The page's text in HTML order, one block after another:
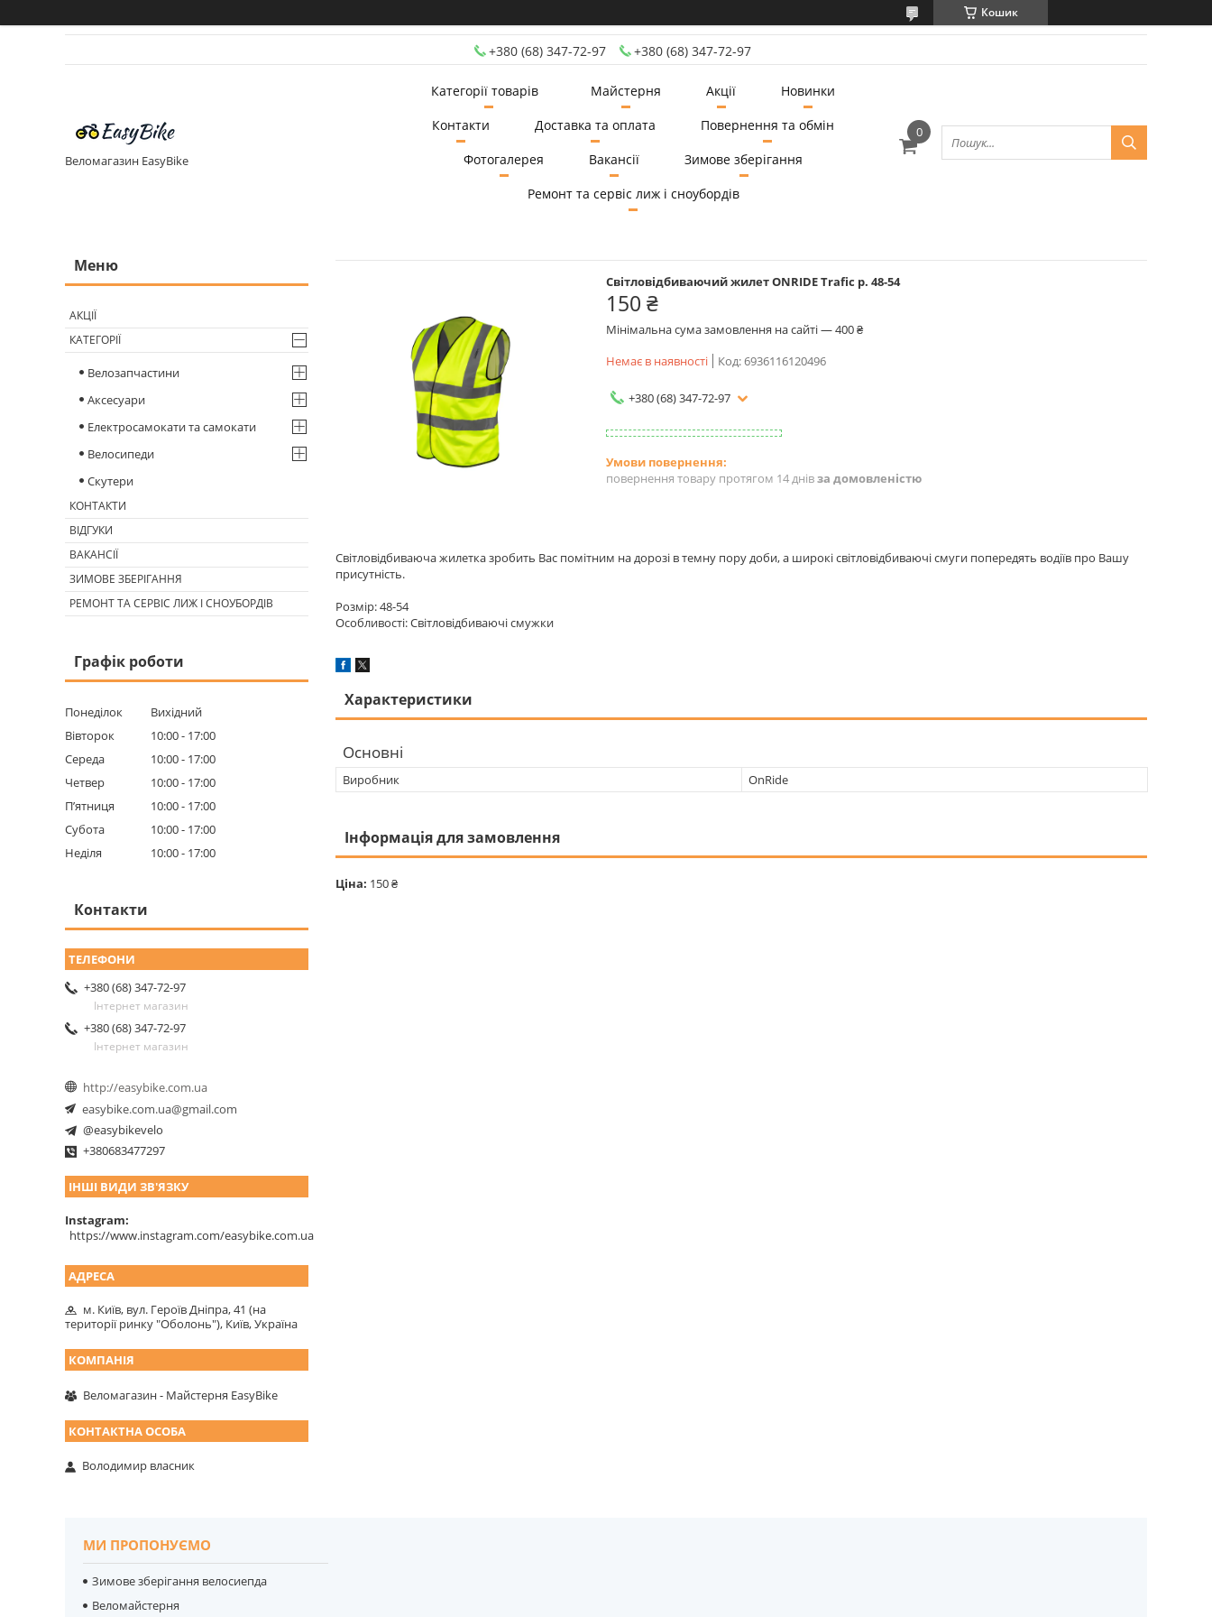
Кошик
+380 (68) 347-72-97 +380 (68) 347-72-97
Веломагазин EasyBike
Категорії товарів Майстерня Акції
Новинки
Контакти
Доставка та оплата
Повернення та обмін
Фотогалерея
Вакансії
Зимове зберігання
Ремонт та сервіс лиж і сноубордів
Світловідбиваючий жилет ONRIDE Trafic р. 48-54
150 ₴
Мінімальна сума замовлення на сайті — 400 ₴
Немає в наявності
Код:6936116120496
+380 (68) 347-72-97
повернення товару протягом 14 днівза домовленістю
Світловідбиваюча жилетка зробить Вас помітним на дорозі в темну пору доби, а широкі світловідбиваючі смуги попередять водіїв про Вашу
присутність.
Розмір: 48-54
Особливості: Світловідбиваючі смужки
Характеристики
Основні
Виробник OnRide
Інформація для замовлення
Ціна: 150 ₴
АКЦІЇ
КАТЕГОРІЇ
Велозапчастини
Аксесуари
Електросамокати та самокати
Велосипеди
Скутери
КОНТАКТИ
ВІДГУКИ
ВАКАНСІЇ
ЗИМОВЕ ЗБЕРІГАННЯ
РЕМОНТ ТА СЕРВІС ЛИЖ І СНОУБОРДІВ
Графік роботи
Понеділок
Вихідний
Вівторок
10:00
17:00
Середа
10:00
17:00
Четвер
10:00
17:00
Пʼятниця
10:00
17:00
Субота
10:00
17:00
Неділя
10:00 17:00
Контакти
+380 (68) 347-72-97
Інтернет магазин
+380 (68) 347-72-97
Інтернет магазин
http://easybike.com.ua
easybike.com.ua@gmail.com
@easybikevelo
+380683477297
ІНШІ ВИДИ ЗВ'ЯЗКУ
Instagram
https://www.instagram.com/easybike.com.ua
м. Київ, вул. Героїв Дніпра, 41 (на
території ринку "Оболонь"), Київ, Україна
Веломагазин - Майстерня EasyBike
Володимир власник
МИ ПРОПОНУЄМО
Зимове зберігання велосиепда
Веломайстерня